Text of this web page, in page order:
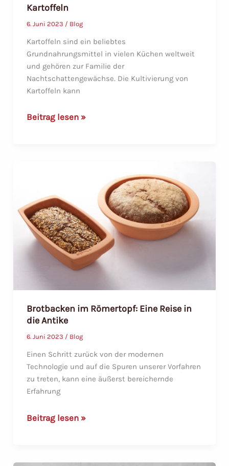
Kartoffeln
6. Juni 2023 / Blog
Kartoffeln sind ein beliebtes
Grundnahrungsmittel in vielen Küchen weltweit
und gehören zur Familie der
Nachtschattengewächse. Die Kultivierung von
Kartoffeln kann
Die
Leitfaden
zum
Pflanzen
von
Kartoffeln
Beitrag lesen »
Brotbacken im Römertopf: Eine Reise in
die Antike
6. Juni 2023 / Blog
Einen Schritt zurück von der modernen
Technologie und auf die Spuren unserer Vorfahren
zu treten, kann eine äußerst bereichernde
Erfahrung
Brotbacken
Eine
Beitrag lesen »